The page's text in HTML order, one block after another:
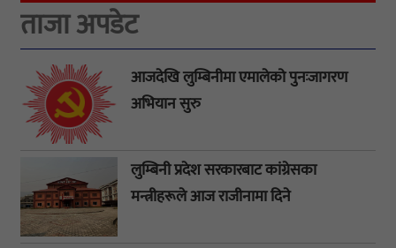
ताजा अपडेट
आजदेखि लुम्बिनीमा एमालेको पुनःजागरण
अभियान सुरु
लुम्बिनी प्रदेश सरकारबाट कांग्रेसका
मन्त्रीहरूले आज राजीनामा दिने